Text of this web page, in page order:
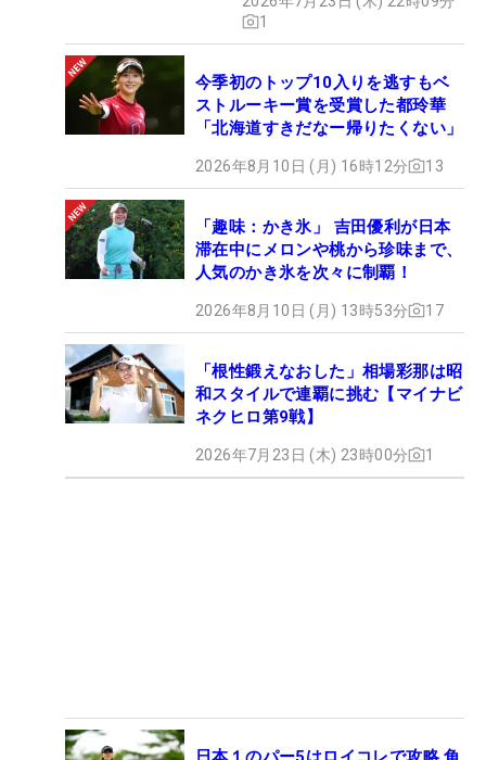
1
今季初のトップ10入りを逃すもベ
ストルーキー賞を受賞した都玲華
「北海道すきだなー帰りたくない」
2026年8月10日 (月) 16時12分 13
「趣味：かき氷」 吉田優利が日本
滞在中にメロンや桃から珍味まで、
人気のかき氷を次々に制覇！
2026年8月10日 (月) 13時53分 17
「根性鍛えなおした」相場彩那は昭
和スタイルで連覇に挑む【マイナビ
ネクヒロ第9戦】
2026年7月23日 (木) 23時00分 1